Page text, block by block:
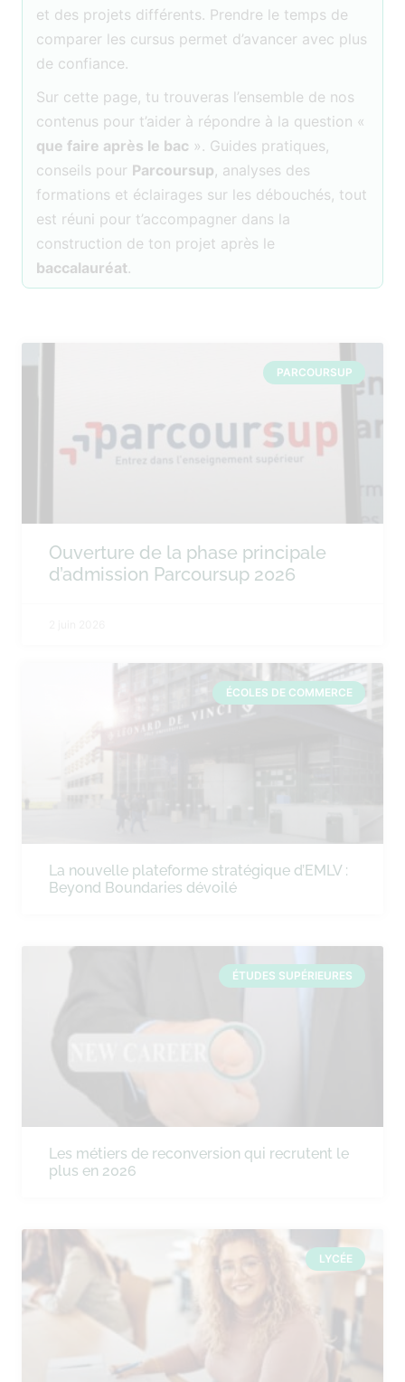
et des projets différents. Prendre le temps de
comparer les cursus permet d’avancer avec plus
de confiance.
Sur cette page, tu trouveras l’ensemble de nos
contenus pour t’aider à répondre à la question «
que faire après le bac ». Guides pratiques,
conseils pour Parcoursup, analyses des
formations et éclairages sur les débouchés, tout
est réuni pour t’accompagner dans la
construction de ton projet après le
baccalauréat.
PARCOURSUP
Ouverture de la phase principale
d’admission Parcoursup 2026
ÉCOLES DE COMMERCE
La nouvelle plateforme stratégique d’EMLV :
Beyond Boundaries dévoilé
ÉTUDES SUPÉRIEURES
Les métiers de reconversion qui recrutent le
plus en 2026
LYCÉE